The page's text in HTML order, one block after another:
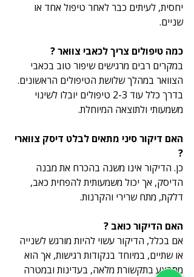
יחסית, לעיתים כבר לאחר טיפול אחד או
שניים.
כמה טיפולים צריך לכאבי צוואר ?
במקרים רבים מרגישים שיפור טוב בכאבי
הצוואר במהלך שלושת הטיפולים הראשונים.
בדרך כלל עוד 2-3 טיפולים יובלו לשינוי
משמעותי ולתוצאה המיוחלת.
האם דיקור סיני מתאים לבלט דיסק צווארי
?
כן. הדיקור אינו משנה בהכרח את מבנה
הדיסק, אך יכול משמעותית להפחית כאב,
דלקת, מתח שרירי והקרנות.
האם הדיקור כואב ?
אם בכלל, הדיקור עשוי להיות מורגש לשנייה
או שתיים, במיוחד בנקודות רגישות, אך הוא
מתבצע בתקשורת מלאה, בעדינות ובמטרה